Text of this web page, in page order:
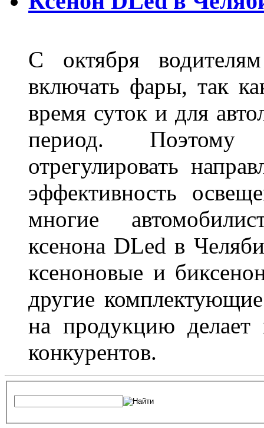
С октября
включать фары, так
время суток и для
период. Поэтому
отрегулировать
эффективность
многие
ксенона DLed в
ксеноновые и
другие
на продукцию
конкурентов.